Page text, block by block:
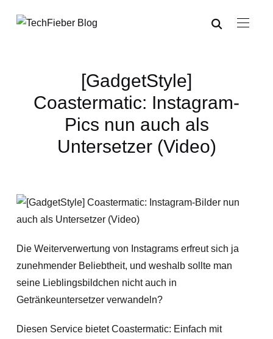
[GadgetStyle]
Coastermatic: Instagram-
Pics nun auch als
Untersetzer (Video)
Die Weiterverwertung von Instagrams erfreut sich ja
zunehmender Beliebtheit, und weshalb sollte man
seine Lieblingsbildchen nicht auch in
Getränkeuntersetzer verwandeln?
Diesen Service bietet Coastermatic: Einfach mit